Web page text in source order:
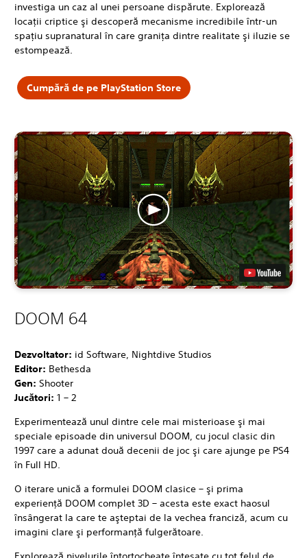
investiga un caz al unei persoane dispărute. Explorează
locaţii criptice şi descoperă mecanisme incredibile într-un
spaţiu supranatural în care graniţa dintre realitate şi iluzie se
estompează.
Cumpără de pe PlayStation Store
DOOM 64
Dezvoltator: id Software, Nightdive Studios
Editor: Bethesda
Gen: Shooter
Jucători: 1 – 2
Experimentează unul dintre cele mai misterioase şi mai
speciale episoade din universul DOOM, cu jocul clasic din
1997 care a adunat două decenii de joc şi care ajunge pe PS4
în Full HD.
O iterare unică a formulei DOOM clasice – şi prima
experienţă DOOM complet 3D – acesta este exact haosul
însângerat la care te aşteptai de la vechea franciză, acum cu
imagini clare şi performanţă fulgerătoare.